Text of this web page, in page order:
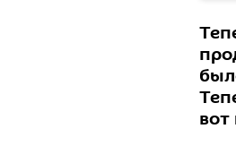
вот